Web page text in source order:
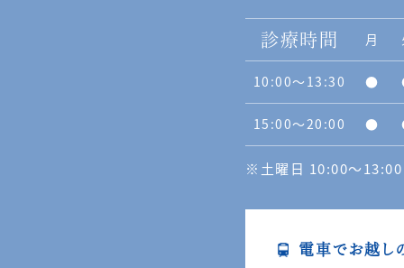
診療時間 月
10:00〜13:30 ●
15:00〜20:00 ●
※土曜日 10:00〜
電車でお越し